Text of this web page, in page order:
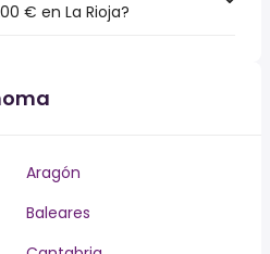
€ en La Rioja?
Aragón
Baleares